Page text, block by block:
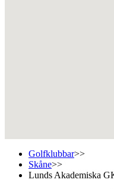
Golfklubbar>>
Skåne>>
Lunds Akademiska